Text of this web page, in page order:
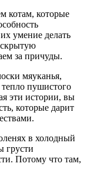
котам, которые
умение делать
за причуды.
мяуканья,
пушистого
эти истории, вы
которые дарит
в холодный
грусти
Потому что там,